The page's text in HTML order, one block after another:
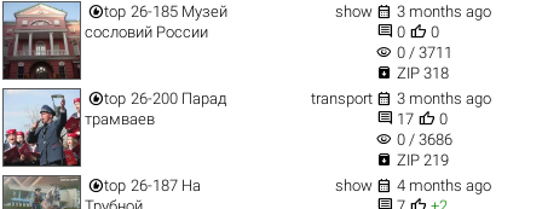
top 26-185 Музей
сословий России
show  3 months ago
 0  0
visibility 0 / 3711
 ZIP 318
top 26-200 Парад
трамваев
transport  3 months ago
 17  0
visibility 0 / 3686
 ZIP 219
top 26-187 На
show  4 months ago